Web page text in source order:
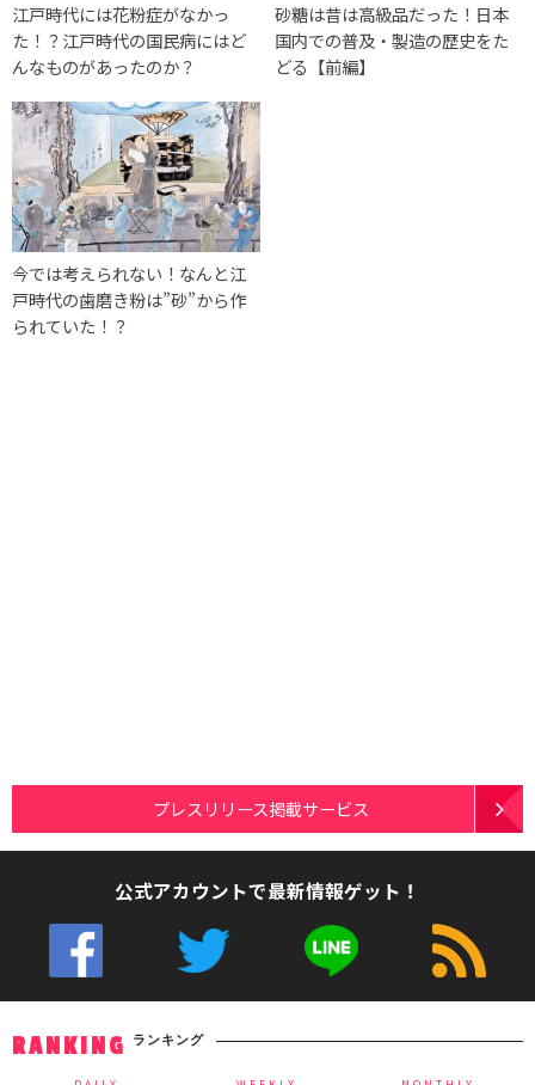
江戸時代には花粉症がなかっ
た！？江戸時代の国民病にはど
んなものがあったのか？
砂糖は昔は高級品だった！日本
国内での普及・製造の歴史をた
どる【前編】
今では考えられない！なんと江
戸時代の歯磨き粉は”砂”から作
られていた！？
プレスリリース掲載サービス
公式アカウントで最新情報ゲット！
RANKING ランキング